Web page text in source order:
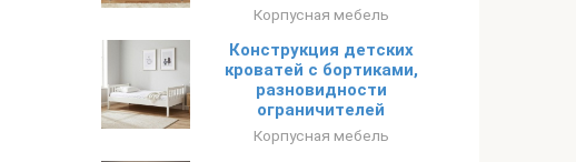
Корпусная мебель
Конструкция детских
кроватей с бортиками,
разновидности
ограничителей
Корпусная мебель